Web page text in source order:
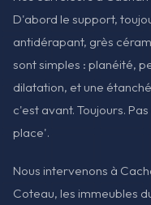
D'abord le support,
antidérapant, grès
sont simples : planéité,
dilatation, et une
c'est avant. Toujours.
place'.
Nous intervenons à
Coteau, les immeubles